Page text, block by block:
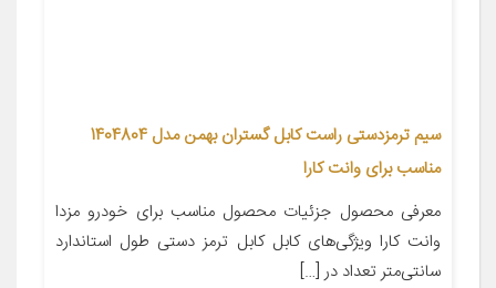
سیم ترمزدستی راست کابل گستران بهمن مدل 1404804
مناسب برای وانت کارا
معرفی محصول جزئیات محصول مناسب برای خودرو مزدا
وانت کارا ویژگی‌های کابل کابل ترمز دستی طول استاندارد
سانتی‌متر تعداد در […]